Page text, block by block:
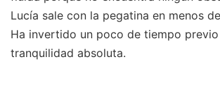
Lucía sale con la pegatina en menos
Ha invertido un poco de tiempo
tranquilidad absoluta.